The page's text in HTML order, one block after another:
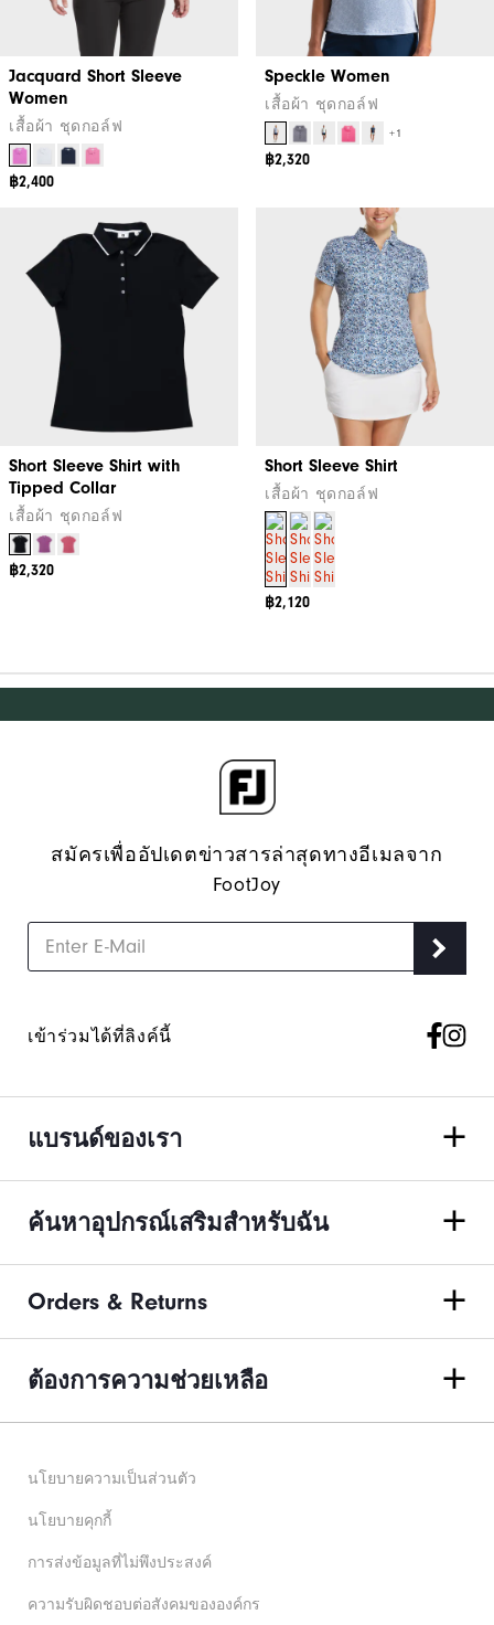
Jacquard Short Sleeve
Women
เสื้อผ้า ชุดกอล์ฟ
฿2,400
Speckle Women
เสื้อผ้า ชุดกอล์ฟ
+1
฿2,320
Short Sleeve Shirt with
Tipped Collar
เสื้อผ้า ชุดกอล์ฟ
฿2,320
Short Sleeve Shirt
เสื้อผ้า ชุดกอล์ฟ
฿2,120
สมัครเพื่ออัปเดตข่าวสารล่าสุดทางอีเมลจาก
FootJoy
เข้าร่วมได้ที่ลิงค์นี้
แบรนด์ของเรา
ค้นหาอุปกรณ์เสริมสำหรับฉัน
Orders & Returns
ต้องการความช่วยเหลือ
นโยบายความเป็นส่วนตัว
นโยบายคุกกี้
การส่งข้อมูลที่ไม่พึงประสงค์
ความรับผิดชอบต่อสังคมขององค์กร